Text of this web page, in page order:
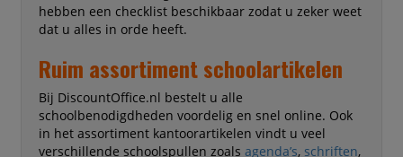
hebben een checklist beschikbaar zodat u zeker weet
dat u alles in orde heeft.
Ruim assortiment schoolartikelen
Bij DiscountOffice.nl bestelt u alle
schoolbenodigdheden voordelig en snel online. Ook
in het assortiment kantoorartikelen vindt u veel
verschillende schoolspullen zoals agenda’s, schriften,